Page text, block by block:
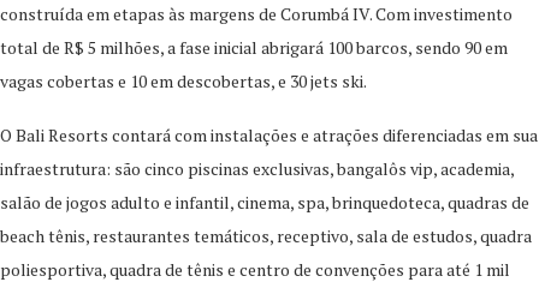
construída em etapas às margens de Corumbá IV. Com investimento
total de R$ 5 milhões, a fase inicial abrigará 100 barcos, sendo 90 em
vagas cobertas e 10 em descobertas, e 30 jets ski.
O Bali Resorts contará com instalações e atrações diferenciadas em sua
infraestrutura: são cinco piscinas exclusivas, bangalôs vip, academia,
salão de jogos adulto e infantil, cinema, spa, brinquedoteca, quadras de
beach tênis, restaurantes temáticos, receptivo, sala de estudos, quadra
poliesportiva, quadra de tênis e centro de convenções para até 1 mil